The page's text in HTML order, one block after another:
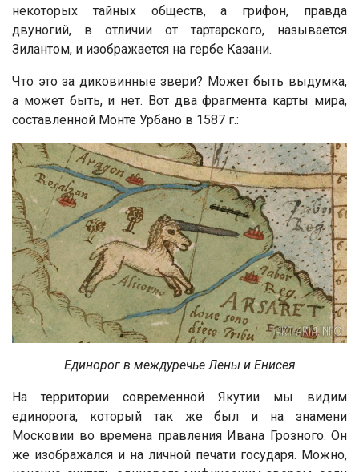
некоторых тайных обществ, а грифон, правда
двуногий, в отличии от тартарского, называется
Зилантом, и изображается на гербе Казани.
Что это за диковинные звери? Может быть выдумка,
а может быть, и нет. Вот два фрагмента карты мира,
составленной Монте Урбано в 1587 г.:
Единорог в междуречье Лены и Енисея
На территории современной Якутии мы видим
единорога, который так же был и на знамени
Московии во времена правления Ивана Грозного. Он
же изображался и на личной печати государя. Можно,